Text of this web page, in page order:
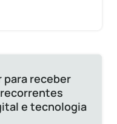
receber
e tecnologia